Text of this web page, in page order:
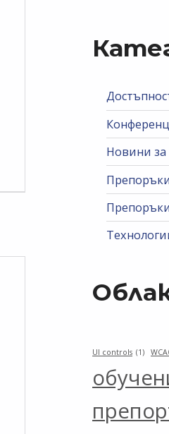
Новини за
UI controls (1)